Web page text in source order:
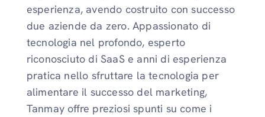
esperienza, avendo costruito con successo
due aziende da zero. Appassionato di
tecnologia nel profondo, esperto
riconosciuto di SaaS e anni di esperienza
pratica nello sfruttare la tecnologia per
alimentare il successo del marketing,
Tanmay offre preziosi spunti su come i